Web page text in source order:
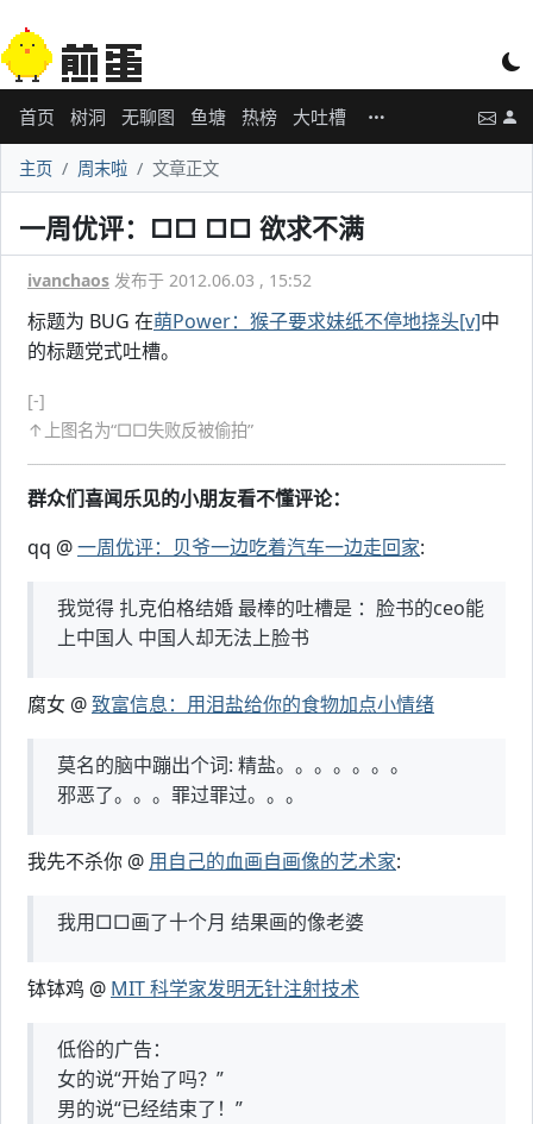
首页 树洞 无聊图 鱼塘 热榜 大吐槽
主页 周末啦 文章正文
一周优评：□□ □□ 欲求不满
ivanchaos 发布于 2012.06.03 , 15:52
标题为 BUG 在萌Power：猴子要求妹纸不停地挠头[v]中
的标题党式吐槽。
[-]
↑上图名为“□□失败反被偷拍”
群众们喜闻乐见的小朋友看不懂评论：
qq @一周优评：贝爷一边吃着汽车一边走回家:
我觉得 扎克伯格结婚 最棒的吐槽是 ：脸书的ceo能
上中国人 中国人却无法上脸书
腐女 @致富信息：用泪盐给你的食物加点小情绪
莫名的脑中蹦出个词: 精盐。。。。。。。
邪恶了。。。罪过罪过。。。
我先不杀你 @ 用自己的血画自画像的艺术家:
我用□□画了十个月 结果画的像老婆
钵钵鸡 @ MIT 科学家发明无针注射技术
低俗的广告：
女的说“开始了吗？”
男的说“已经结束了！”